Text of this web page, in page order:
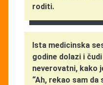
roditi.
Ista medicinska
godine dolazi i
neverovatni, kako
“Ah, rekao sam